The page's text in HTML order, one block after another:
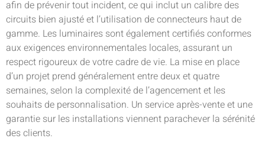
afin de prévenir tout incident, ce qui inclut un calibre des
circuits bien ajusté et l’utilisation de connecteurs haut de
gamme. Les luminaires sont également certifiés conformes
aux exigences environnementales locales, assurant un
respect rigoureux de votre cadre de vie. La mise en place
d’un projet prend généralement entre deux et quatre
semaines, selon la complexité de l’agencement et les
souhaits de personnalisation. Un service après-vente et une
garantie sur les installations viennent parachever la sérénité
des clients.